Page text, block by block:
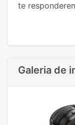
te
Galeria de